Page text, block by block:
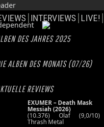
INTERVIEWS LIVE!
DES JAHRES 2025
ALBEN DES MONATS (07/26)
REVIEWS
EXUMER – Death Mask
Messiah (2026)
(10.376) Olaf (9,0/10)
Thrash Metal